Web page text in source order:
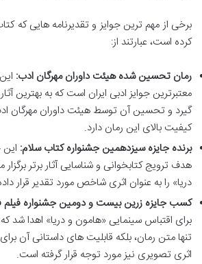
برخی از مهم ترین جوایز و تقدیرنامه هایی که
کرده است، عبارتند از:
رمان تحسین شده هیئت داوران مهرگان ادب:
معتبرترین جوایز ادبی ایران است که به بهترین
گیرد و تحسین آن توسط هیئت داوران مهرگان
کیفیت بالای این رمان دارد.
برنده جایزه سیزدهمین جشنواره کتاب سلام: این
هدف ترویج کتابخوانی و شناسایی آثار برتر
دریا» را به عنوان اثری شاخص مورد تقدیر قرار
کسب جایزه زرین بیست و دومین جشنواره فیلم
برای اقتباس سینمایی «هامون و دریا» اهدا شد
تنها متن رمان، بلکه قابلیت های داستانی آن
اثری تصویری نیز مورد توجه قرار گرفته است.